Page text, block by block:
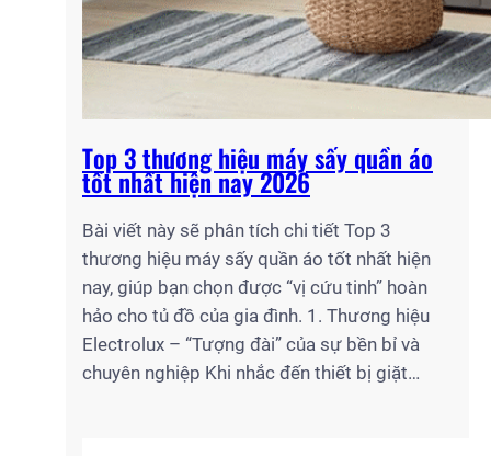
Top 3 thương hiệu máy sấy quần áo
tốt nhất hiện nay 2026
Bài viết này sẽ phân tích chi tiết Top 3
thương hiệu máy sấy quần áo tốt nhất hiện
nay, giúp bạn chọn được “vị cứu tinh” hoàn
hảo cho tủ đồ của gia đình. 1. Thương hiệu
Electrolux – “Tượng đài” của sự bền bỉ và
chuyên nghiệp Khi nhắc đến thiết bị giặt…